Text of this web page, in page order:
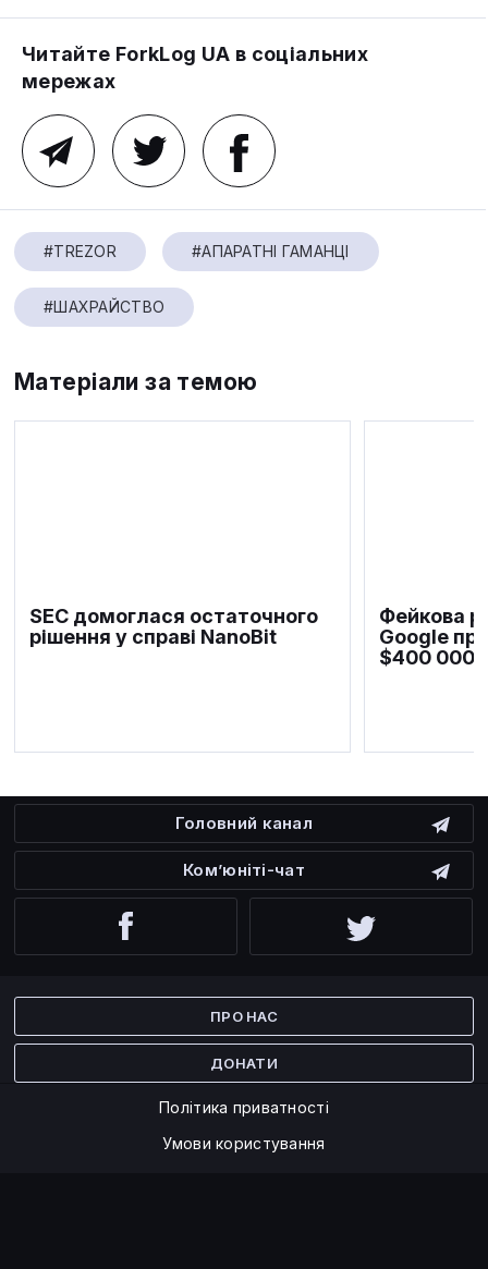
Читайте ForkLog UA в соціальних
мережах
#TREZOR #АПАРАТНІ ГАМАНЦІ
#ШАХРАЙСТВО
Матеріали за темою
SEC домоглася остаточного
рішення у справі NanoBit
Фейкова
Google
$400 000
Головний канал
Ком’юніті-чат
ПРО НАС
ДОНАТИ
Політика приватності
Умови користування